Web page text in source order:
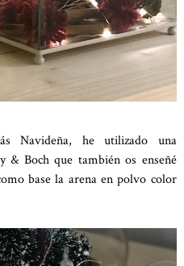
Navideña, he utilizado una
& Boch que también os enseñé
base la arena en polvo color